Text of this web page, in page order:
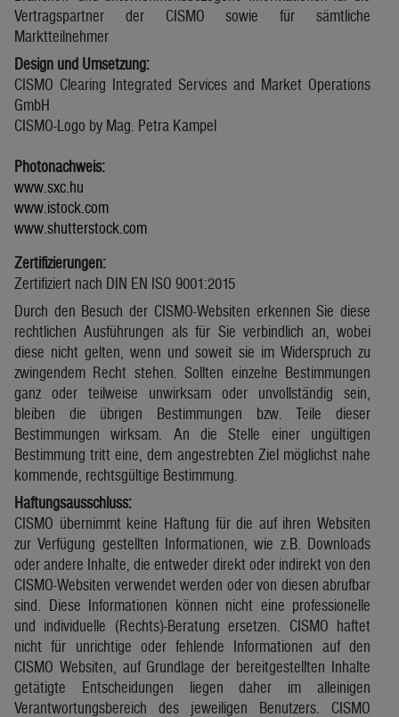
Vertragspartner der CISMO sowie für sämtliche
Marktteilnehmer
Design und Umsetzung:
CISMO Clearing Integrated Services and Market Operations
GmbH
CISMO-Logo by Mag. Petra Kampel
Photonachweis:
www.sxc.hu
www.istock.com
www.shutterstock.com
Zertifizierungen:
Zertifiziert nach DIN EN ISO 9001:2015
Durch den Besuch der CISMO-Websiten erkennen Sie diese
rechtlichen Ausführungen als für Sie verbindlich an, wobei
diese nicht gelten, wenn und soweit sie im Widerspruch zu
zwingendem Recht stehen. Sollten einzelne Bestimmungen
ganz oder teilweise unwirksam oder unvollständig sein,
bleiben die übrigen Bestimmungen bzw. Teile dieser
Bestimmungen wirksam. An die Stelle einer ungültigen
Bestimmung tritt eine, dem angestrebten Ziel möglichst nahe
kommende, rechtsgültige Bestimmung.
Haftungsausschluss:
CISMO übernimmt keine Haftung für die auf ihren Websiten
zur Verfügung gestellten Informationen, wie z.B. Downloads
oder andere Inhalte, die entweder direkt oder indirekt von den
CISMO-Websiten verwendet werden oder von diesen abrufbar
sind. Diese Informationen können nicht eine professionelle
und individuelle (Rechts)-Beratung ersetzen. CISMO haftet
nicht für unrichtige oder fehlende Informationen auf den
CISMO Websiten, auf Grundlage der bereitgestellten Inhalte
getätigte Entscheidungen liegen daher im alleinigen
Verantwortungsbereich des jeweiligen Benutzers. CISMO